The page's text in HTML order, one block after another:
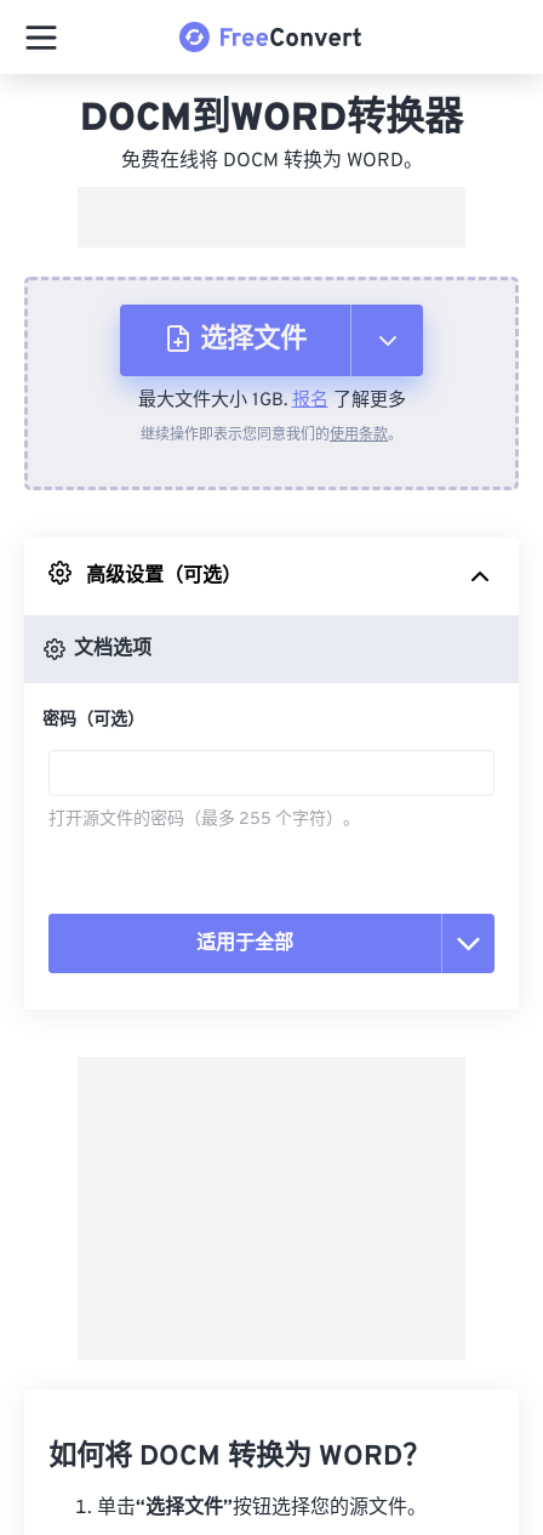
DOCM到WORD转换器
免费在线将 DOCM 转换为 WORD。
选择文件
从设备
来自 Google Drive
最大文件大小 1GB.报名了解更多
继续操作即表示您同意我们的使用条款。
高级设置（可选）
文档选项
密码（可选）
打开源文件的密码（最多 255 个字符）。
适用于全部
如何将 DOCM 转换为 WORD？
单击“选择文件”按钮选择您的源文件。